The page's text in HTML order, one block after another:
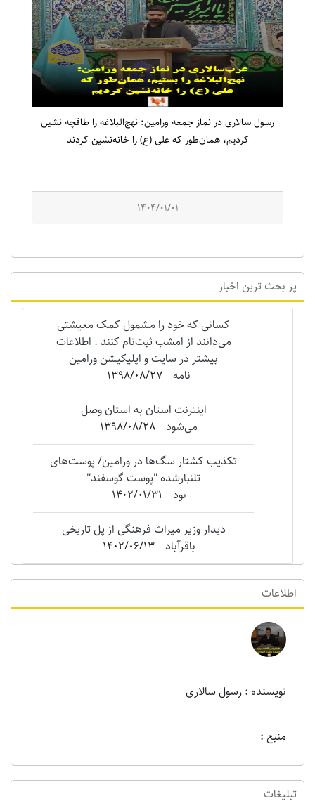
رسول سالاری در نماز جمعه ورامین: نهج‌البلاغه را طاقچه نشین
کردیم، همان‌طور که علی (ع) را خانه‌نشین کردند
1404/01/01
پر بحث ترین اخبار
کسانی که خود را مشمول کمک معیشتی
می‌دانند از امشب ثبت‌نام کنند . اطلاعات
بیشتر در سایت و اپلیکیشن ورامین
نامه 1398/08/27
اینترنت استان به استان وصل
می‌شود
1398/08/28
تکذیب کشتار سگ‌ها در ورامین/ پوست‌های
تلنبارشده "‌پوست گوسفند"
بود
1402/01/31
دیدار وزیر میراث فرهنگی از پل تاریخی
باقرآباد
1402/06/13
اطلاعات
نویسنده : رسول سالاری
منبع :
تبلیغات